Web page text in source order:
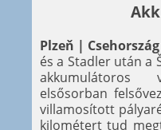
Plzeň | Csehország
és a Stadler után a
elsősorban
villamosított
kilométert tud